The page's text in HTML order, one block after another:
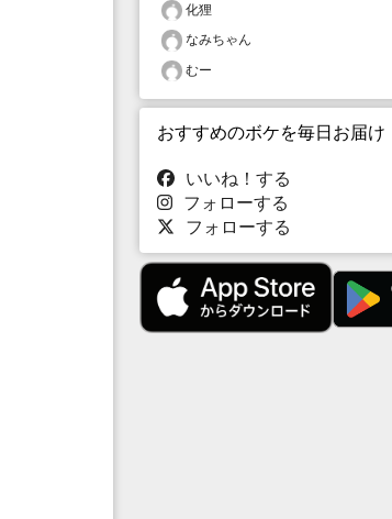
化狸
なみちゃん
むー
おすすめのボケを毎日お届け
いいね！する
フォローする
フォローする